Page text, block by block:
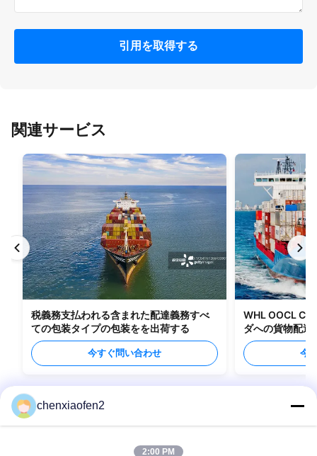
引用を取得する
関連サービス
税義務支払われる含まれた配達義務すべ
ての包装タイプの包装をを出荷する
今すぐ問い合わせ
WHL OOCL
ダへの貨物配送
今
chenxiaofen2
2:00 PM